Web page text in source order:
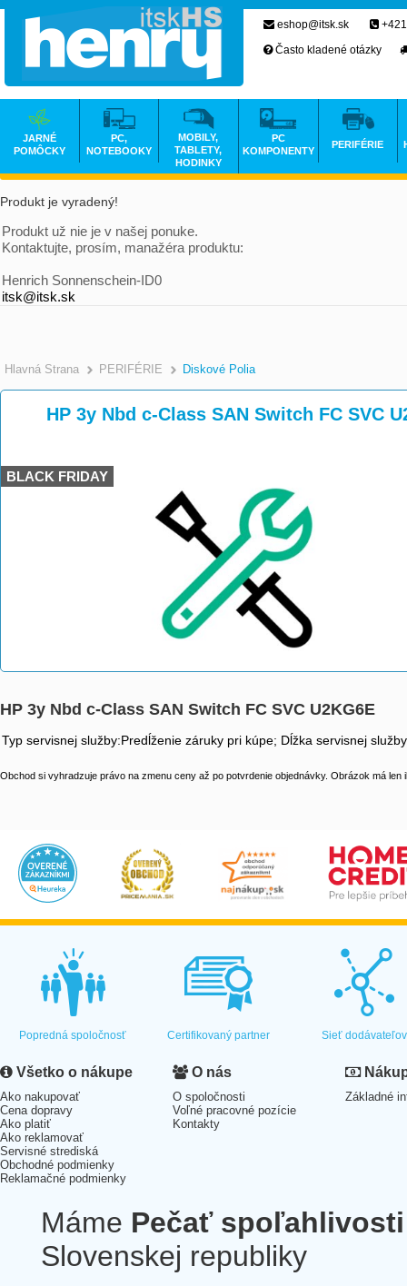
Produkt je vyradený!
Produkt už nie je v našej ponuke.
Kontaktujte, prosím, manažéra produktu:
Henrich Sonnenschein-ID0
itsk@itsk.sk
Hlavná Strana >
PERIFÉRIE >
Diskové Polia
HP 3y Nbd c-Class SAN Switch FC SVC
BLACK FRIDAY
HP 3y Nbd c-Class SAN Switch FC SVC U2KG6E
Typ servisnej služby:Predĺženie záruky pri kúpe; Dĺžka servisnej
Obchod si vyhradzuje právo na zmenu ceny až po potvrdenie objednávky. Obrázok má len
eshop@itsk.sk
Často kladené otázky
JARNÉ
POMÔCKY
PC,
NOTEBOOKY
MOBILY,
TABLETY,
HODINKY
PC
KOMPONENTY
PERIFÉRIE
Popredná spoločnosť Certifikovaný partner Sieť dodávateľov
Všetko o nákupe
Ako nakupovať
Cena dopravy
Ako platiť
Ako reklamovať
Servisné strediská
Obchodné podmienky
Reklamačné podmienky
O nás
O spoločnosti
Voľné pracovné pozície
Kontakty
Základné
Máme Pečať spoľahlivosti
Slovenskej republiky